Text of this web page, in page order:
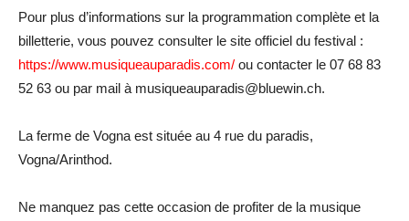
Pour plus d’informations sur la programmation complète et la
billetterie, vous pouvez consulter le site officiel du festival :
https://www.musiqueauparadis.com/ ou contacter le 07 68 83
52 63 ou par mail à musiqueauparadis@bluewin.ch.
La ferme de Vogna est située au 4 rue du paradis,
Vogna/Arinthod.
Ne manquez pas cette occasion de profiter de la musique